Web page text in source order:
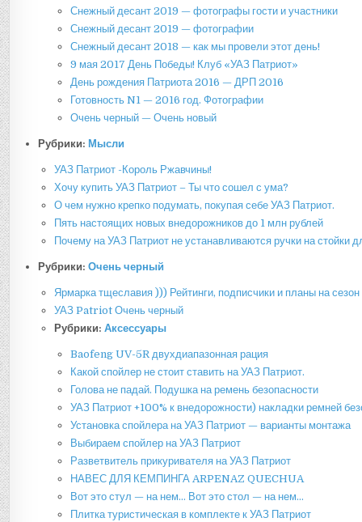
Снежный десант 2019 — фотографы гости и участники
Снежный десант 2019 — фотографии
Снежный десант 2018 — как мы провели этот день!
9 мая 2017 День Победы! Клуб «УАЗ Патриот»
День рождения Патриота 2016 — ДРП 2016
Готовность N1 — 2016 год. Фотографии
Очень черный — Очень новый
Рубрики: Мысли
УАЗ Патриот -Король Ржавчины!
Хочу купить УАЗ Патриот – Ты что сошел с ума?
О чем нужно крепко подумать, покупая себе УАЗ Патриот.
Пять настоящих новых внедорожников до 1 млн рублей
Почему на УАЗ Патриот не устанавливаются ручки на стойки
Рубрики:Очень черный
Ярмарка тщеславия ))) Рейтинги, подписчики и планы на
УАЗ Patriot Очень черный
Рубрики:Аксессуары
Baofeng UV-5R двухдиапазонная рация
Какой спойлер не стоит ставить на УАЗ Патриот.
Голова не падай. Подушка на ремень безопасности
УАЗ Патриот +100% к внедорожности) накладки ремней
Установка спойлера на УАЗ Патриот — варианты монтажа
Выбираем спойлер на УАЗ Патриот
Разветвитель прикуривателя на УАЗ Патриот
НАВЕС ДЛЯ КЕМПИНГА ARPENAZ QUECHUA
Вот это стул — на нем… Вот это стол — на нем…
Плитка туристическая в комплекте к УАЗ Патриот